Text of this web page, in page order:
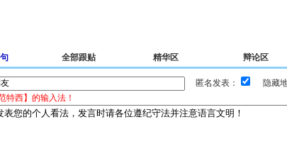
全部跟贴 精华区 辩论区
匿名发表：
隐藏地
特西】的输入法！